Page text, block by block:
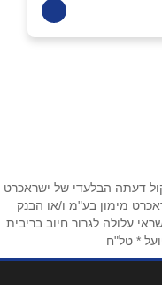
דעתה הבלעדי של ישראכרט
מימון בע"מ ו/או הבנק
עלולה לגרור חיוב בריבית
* טל"ח